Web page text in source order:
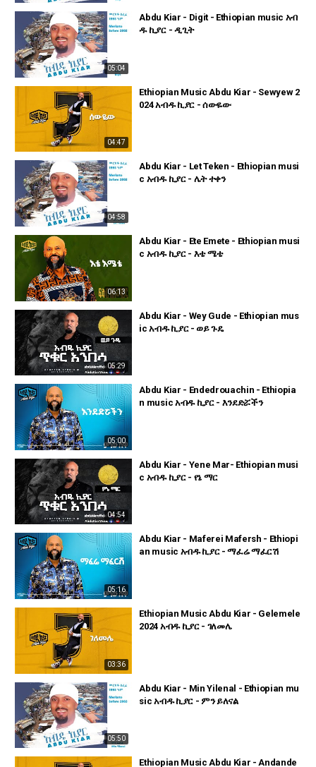
05:04
Abdu Kiar - Digit - Ethiopian music አብ
ዱ ኪያር - ዲጊት
04:47
Ethiopian Music Abdu Kiar - Sewyew 2
024 አብዱ ኪያር - ሰውዬው
04:58
Abdu Kiar - Let Teken - Ethiopian musi
c አብዱ ኪያር - ሌት ተቀን
06:13
Abdu Kiar - Ete Emete - Ethiopian musi
c አብዱ ኪያር - እቴ ሜቴ
05:29
Abdu Kiar - Wey Gude - Ethiopian mus
ic አብዱ ኪያር - ወይ ጉዴ
05:00
Abdu Kiar - Endedrouachin - Ethiopia
n music አብዱ ኪያር - እንደድሯችን
04:54
Abdu Kiar - Yene Mar- Ethiopian musi
c አብዱ ኪያር - የኔ ማር
05:16
Abdu Kiar - Maferei Mafersh - Ethiopi
an music አብዱ ኪያር - ማፈሬ ማፈርሽ
03:36
Ethiopian Music Abdu Kiar - Gelemele
2024 አብዱ ኪያር - ገለመሌ
05:50
Abdu Kiar - Min Yilenal - Ethiopian mu
sic አብዱ ኪያር - ምን ይለናል
Ethiopian Music Abdu Kiar - Andande